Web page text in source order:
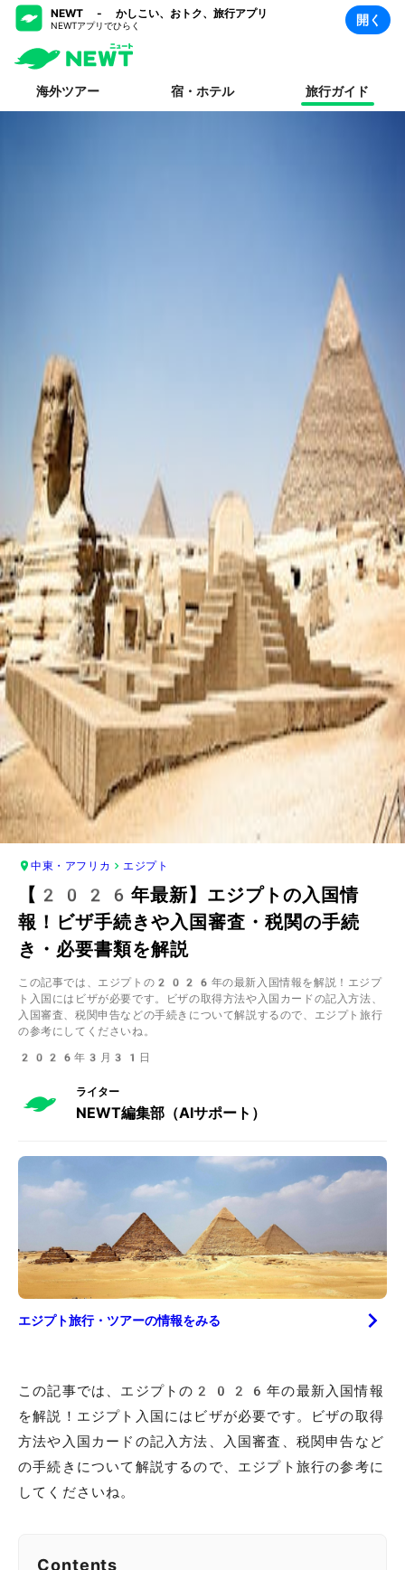
NEWT - かしこい、おトク、旅行アプリ
NEWTアプリでひらく 開く
海外ツアー 宿・ホテル 旅行ガイド
中東・アフリカ エジプト
【2026年最新】エジプトの入国情
報！ビザ手続きや入国審査・税関の手続
き・必要書類を解説
この記事では、エジプトの2026年の最新入国情報を解説！エジプ
ト入国にはビザが必要です。ビザの取得方法や入国カードの記入方法、
入国審査、税関申告などの手続きについて解説するので、エジプト旅行
の参考にしてくださいね。
2026年3月31日
ライター
NEWT編集部（AIサポート）
エジプト旅行・ツアーの情報をみる
この記事では、エジプトの2026年の最新入国情報
を解説！エジプト入国にはビザが必要です。ビザの取得
方法や入国カードの記入方法、入国審査、税関申告など
の手続きについて解説するので、エジプト旅行の参考に
してくださいね。
Contents